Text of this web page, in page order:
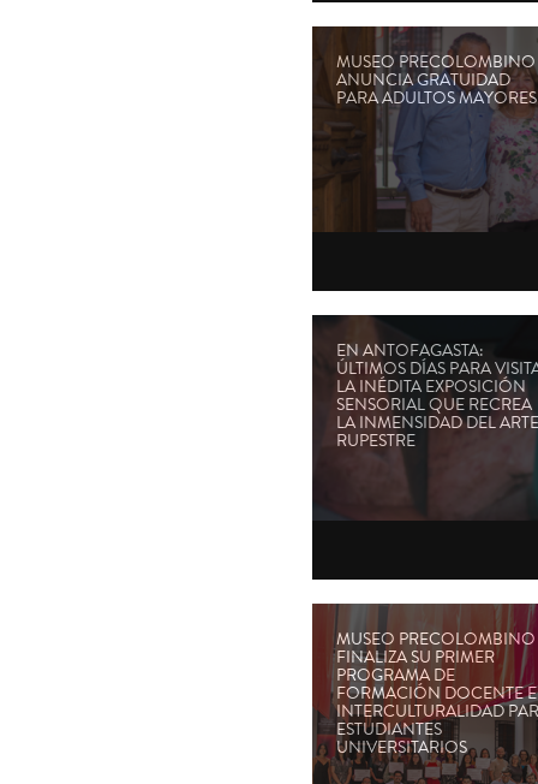
MUSEO PRECOLOMBINO
ANUNCIA GRATUIDAD
PARA ADULTOS MAYORES
EN ANTOFAGASTA:
ÚLTIMOS DÍAS PARA
LA INÉDITA EXPOSICIÓN
SENSORIAL QUE RECREA
LA INMENSIDAD DEL ARTE
RUPESTRE
MUSEO PRECOLOMBINO
FINALIZA SU PRIMER
PROGRAMA DE
FORMACIÓN DOCENTE
INTERCULTURALIDAD
ESTUDIANTES
UNIVERSITARIOS